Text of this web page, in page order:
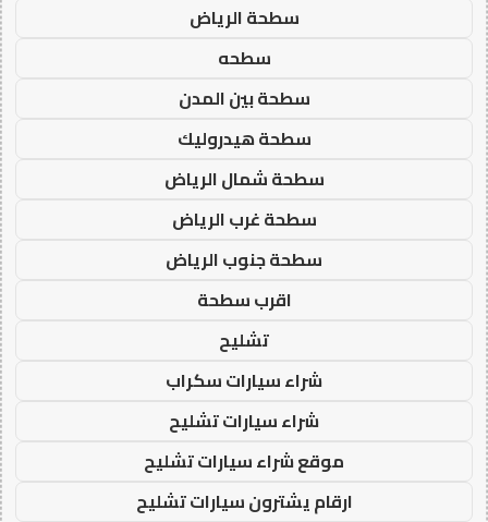
سطحة الرياض
سطحه
سطحة بين المدن
سطحة هيدروليك
سطحة شمال الرياض
سطحة غرب الرياض
سطحة جنوب الرياض
اقرب سطحة
تشليح
شراء سيارات سكراب
شراء سيارات تشليح
موقع شراء سيارات تشليح
ارقام يشترون سيارات تشليح